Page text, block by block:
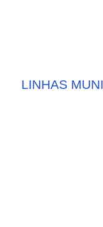
LINHAS